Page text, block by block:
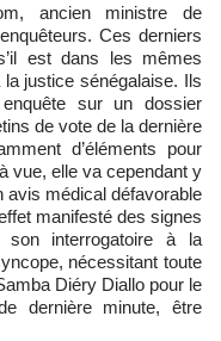
Ces derniers
est dans les mêmes
justice sénégalaise. Ils
sur un dossier
de vote de la dernière
d’éléments pour
vue, elle va cependant y
avis médical défavorable
manifesté des signes
son interrogatoire à la
nécessitant toute
Diéry Diallo pour le
dernière minute, être